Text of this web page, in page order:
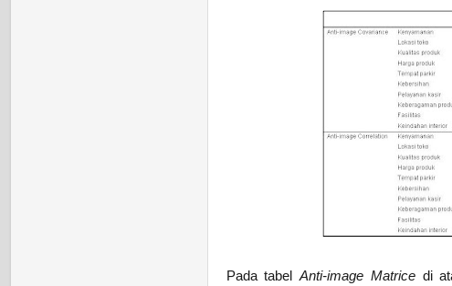
Pada tabelAnti-image Matrice di